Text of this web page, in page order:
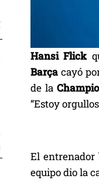
Hansi Flick
Barça cayó
de la
“Estoy
El entrenador
equipo dio la